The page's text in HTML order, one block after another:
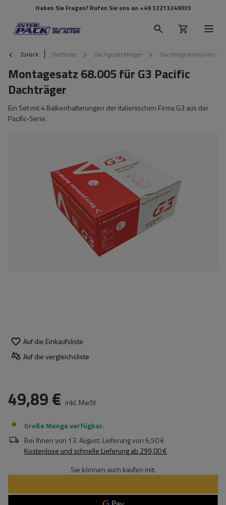
Haben Sie Fragen? Rufen Sie uns an +49 32213249035
Zurück Startseite Dachgepäckträger
Montagesatz 68.005 für G3 Pacific
Dachträger
Ein Set mit 4 Balkenhalterungen der italienischen Firma G3 aus der
Pacific-Serie.
Auf die Einkaufsliste
Auf die vergleichsliste
49,89 € inkl. MwSt
Große Menge verfügbar
Bei Ihnen von 13. August. Lieferung von 6,50 €
Kostenlose und schnelle Lieferungab 299,00 €
Sie können auch kaufen mit: